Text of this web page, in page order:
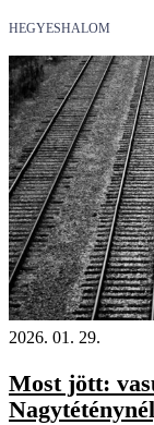
HEGYESHALOM
2026. 01. 29.
Most jött: